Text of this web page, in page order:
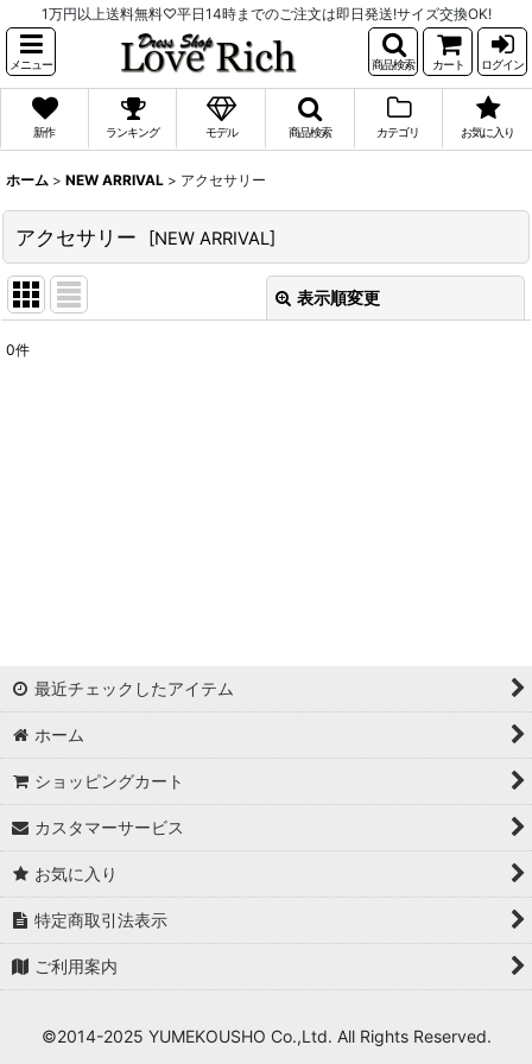
1万円以上送料無料♡平日14時までのご注文は即日発送!サイズ交換OK!
メニュー 商品検索 カート ログイン
新作 ランキング モデル 商品検索 カテゴリ お気に入り
ホーム > NEW ARRIVAL > アクセサリー
アクセサリー [NEW ARRIVAL]
表示順変更
0件
最近チェックしたアイテム
ホーム
ショッピングカート
カスタマーサービス
お気に入り
特定商取引法表示
ご利用案内
©2014-2025 YUMEKOUSHO Co.,Ltd. All Rights Reserved.